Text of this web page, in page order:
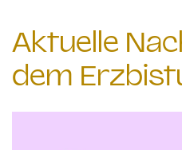
Aktuelle
dem